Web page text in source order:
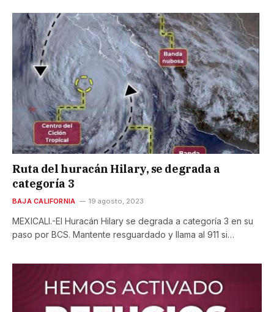
Ruta del huracán Hilary, se degrada a
categoría 3
BAJA CALIFORNIA 19 agosto, 2023
MEXICALI.-El Huracán Hilary se degrada a categoría 3 en su
paso por BCS. Mantente resguardado y llama al 911 si…